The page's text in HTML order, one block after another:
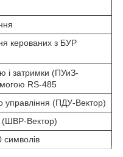
керованих з БУР
і затримки (ПУиЗ-
RS-485
управління (ПДУ-Вектор)
(ШВР-Вектор)
символів